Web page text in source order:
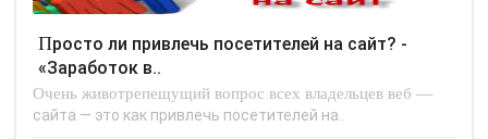
Просто ли привлечь посетителей на сайт? -
«Заработок в..
Очень животрепещущий вопрос всех владельцев веб —
сайта — это как привлечь посетителей на..